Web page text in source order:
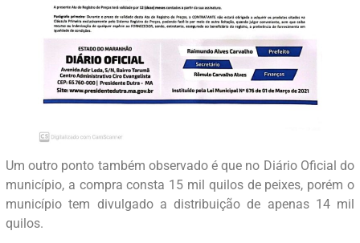
Um outro ponto também observado é que no Diário Oficial do
município, a compra consta 15 mil quilos de peixes, porém o
município tem divulgado a distribuição de apenas 14 mil
quilos.